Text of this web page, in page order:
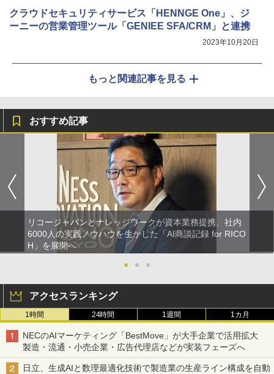
クラウドセキュリティサービス「HENNGE One」、ジ
ーニーの営業管理ツール「GENIEE SFA/CRM」と連携
2023年10月20日
もっと関連記事を見る
おすすめ記事
リコージャパンとナレッジワークが資本業務提携、社内
6000人の実践ノウハウを生かした「AI商談記録 for RICO
H」を展開へ
●
● ●
アクセスランキング
1時間 24時間 1週間 1カ月
NECのAIマーケティング「BestMove」が大手企業で活用拡大
製造・流通・小売企業・広告代理店などが実装フェーズへ
日立、生成AIと数理最適化技術で製造業の生産ライン構成を自動